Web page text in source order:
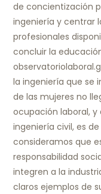
de concientización
ingeniería y centrar
profesionales
concluir la
la ingeniería que se
de las mujeres no
ocupación laboral, y
ingeniería civil, es
consideramos que
responsabilidad
integren a la
claros ejemplos de